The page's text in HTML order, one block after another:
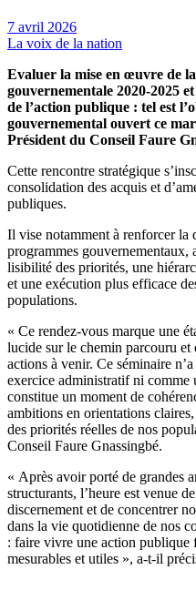
7 avril 2026
La voix de la nation
Evaluer la mise en œuvre de
gouvernementale 2020-2025
de l’action publique : tel est
gouvernemental ouvert ce
Président du Conseil Faure
Cette rencontre stratégique
consolidation des acquis et
publiques.
Il vise notamment à renforcer la
programmes
lisibilité des priorités, une
et une exécution plus efficace
populations.
« Ce rendez-vous marque une
lucide sur le chemin parcouru et
actions à venir. Ce séminaire
exercice administratif ni comme
constitue un moment de
ambitions en orientations
des priorités réelles de nos
Conseil Faure Gnassingbé.
« Après avoir porté de grandes
structurants, l’heure est venue
discernement et de concentrer
dans la vie quotidienne de nos
: faire vivre une action publique
mesurables et utiles », a-t-il